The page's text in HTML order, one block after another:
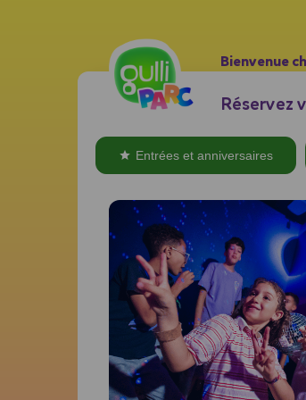
Bienvenue
Réservez
Entrées et anniversaires